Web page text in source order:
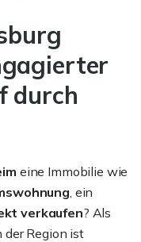
durch
eine Immobilie wie
, ein
verkaufen? Als
Region ist